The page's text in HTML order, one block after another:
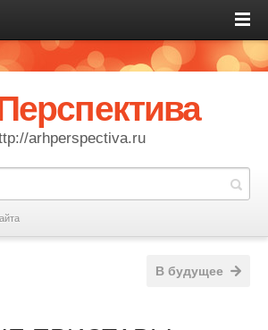
arhperspectiva.ru
В будущее